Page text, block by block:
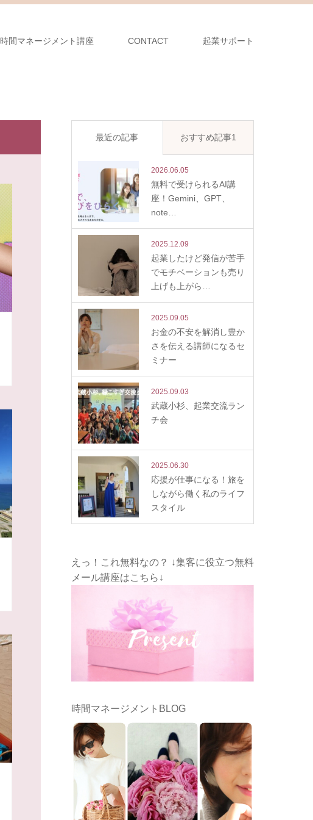
時間マネージメント講座 CONTACT 起業サポート
最近の記事 おすすめ記事1
2026.06.05
無料で受けられるAI講
座！Gemini、GPT、
note…
2025.12.09
起業したけど発信が苦手
でモチベーションも売り
上げも上がら…
2025.09.05
お金の不安を解消し豊か
さを伝える講師になるセ
ミナー
2025.09.03
武蔵小杉、起業交流ラン
チ会
2025.06.30
応援が仕事になる！旅を
しながら働く私のライフ
スタイル
えっ！これ無料なの？ ↓集客に役立つ無料
メール講座はこちら↓
時間マネージメントBLOG